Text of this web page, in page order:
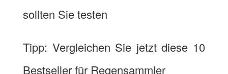
sollten Sie testen
Tipp: Vergleichen Sie jetzt diese 10
Bestseller für Regensammler